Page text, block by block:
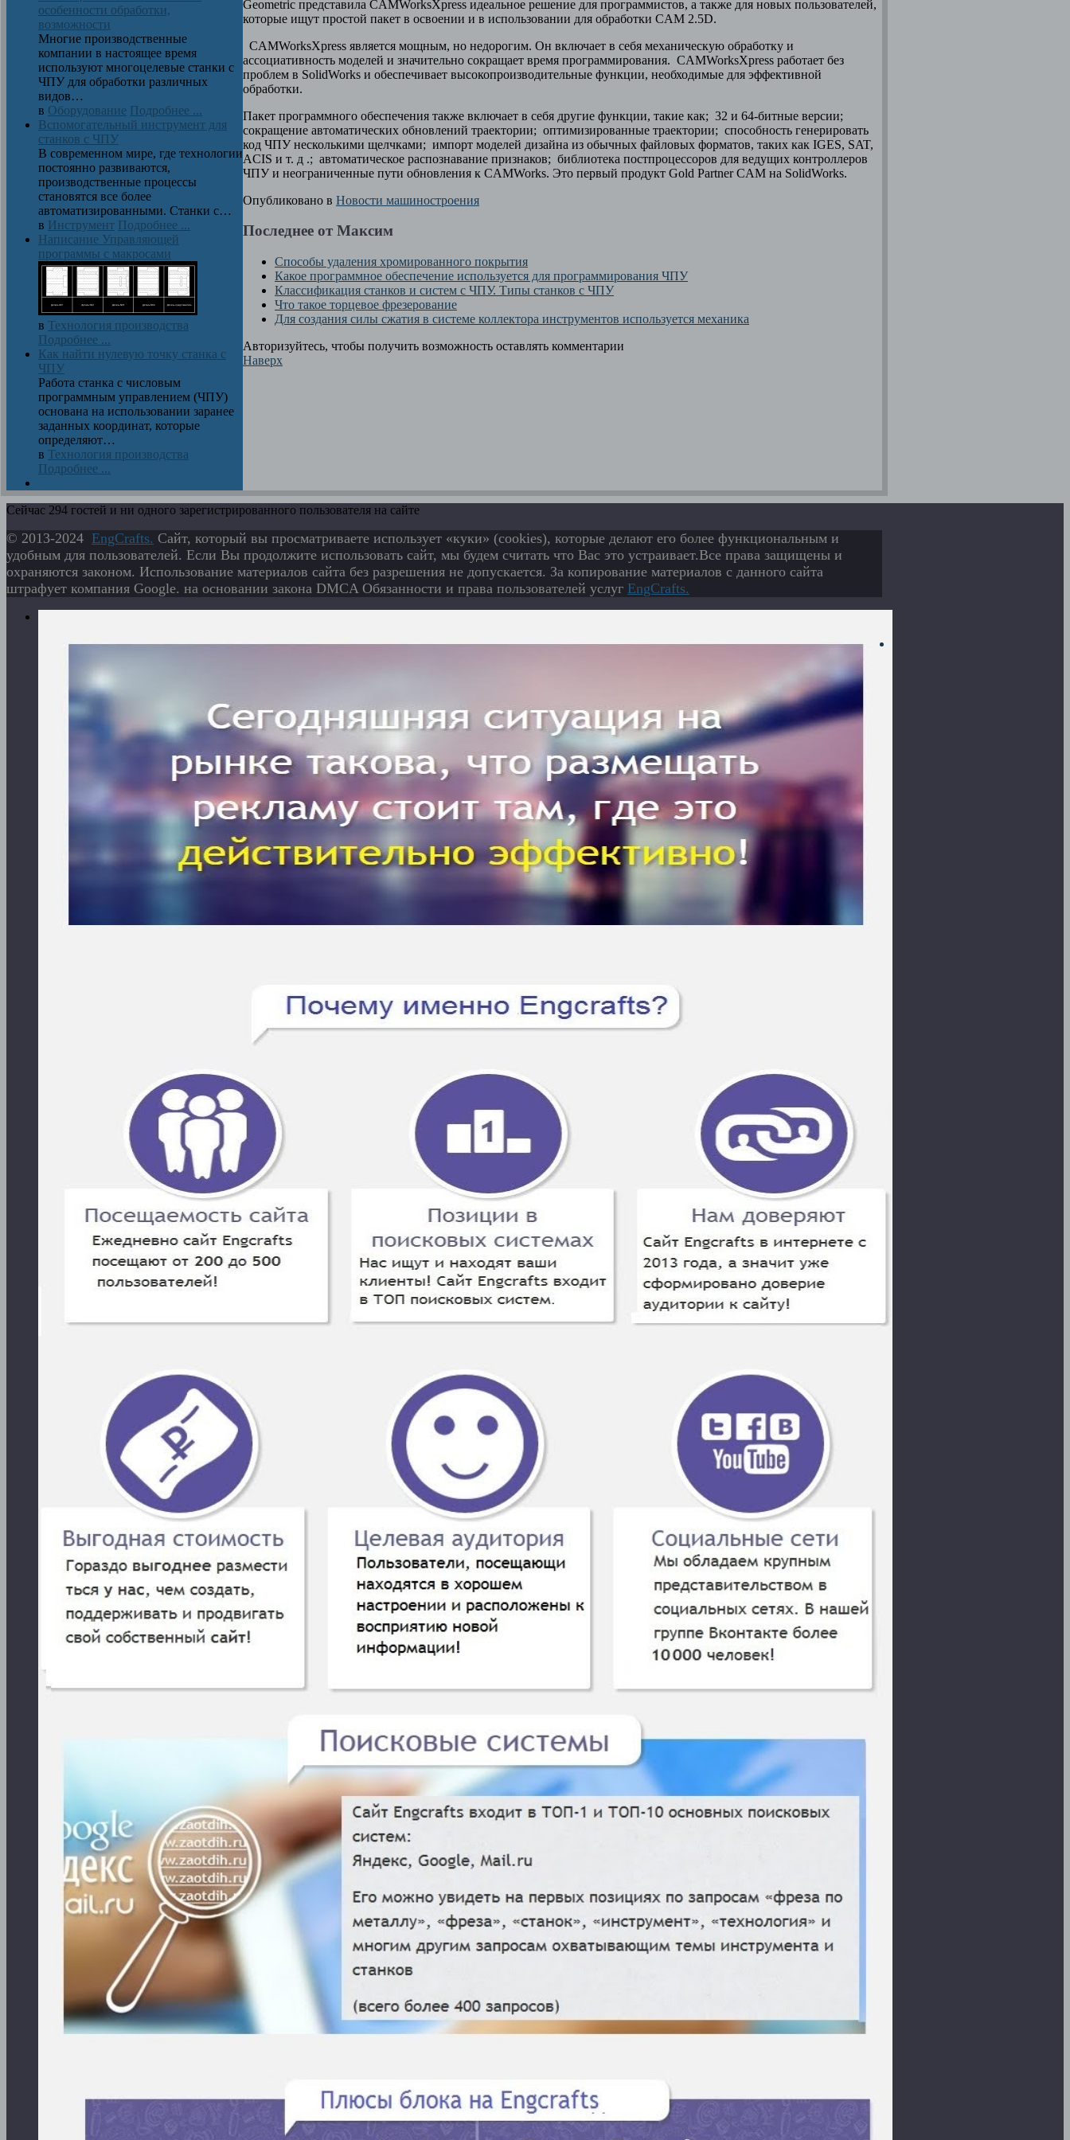
Geometric представила CAMWorksXpress идеальное решение для программистов, а также для новых пользователей,
которые ищут простой пакет в освоении и в использовании для обработки CAM 2.5D.
CAMWorksXpress является мощным, но недорогим. Он включает в себя механическую обработку и
ассоциативность моделей и значительно сокращает время программирования. CAMWorksXpress работает без
проблем в SolidWorks и обеспечивает высокопроизводительные функции, необходимые для эффективной
обработки.
Пакет программного обеспечения также включает в себя другие функции, такие как; 32 и 64-битные версии;
сокращение автоматических обновлений траектории; оптимизированные траектории; способность генерировать
код ЧПУ несколькими щелчками; импорт моделей дизайна из обычных файловых форматов, таких как IGES, SAT,
ACIS и т. д .; автоматическое распознавание признаков; библиотека постпроцессоров для ведущих контроллеров
ЧПУ и неограниченные пути обновления к CAMWorks. Это первый продукт Gold Partner CAM на SolidWorks.
Опубликовано в Новости машиностроения
Последнее от Максим
Способы удаления хромированного покрытия
Какое программное обеспечение используется для программирования ЧПУ
Классификация станков и систем с ЧПУ. Типы станков с ЧПУ
Что такое торцевое фрезерование
Для создания силы сжатия в системе коллектора инструментов используется механика
Авторизуйтесь, чтобы получить возможность оставлять комментарии
Наверх
особенности обработки,
возможности
Многие производственные
компании в настоящее время
используют многоцелевые станки с
ЧПУ для обработки различных
видов…
в Оборудование Подробнее ...
Вспомогательный инструмент для
станков с ЧПУ
В современном мире, где технологии
постоянно развиваются,
производственные процессы
становятся все более
автоматизированными. Станки с…
в Инструмент Подробнее ...
Написание Управляющей
программы с макросами
в Технология производства
Подробнее ...
Как найти нулевую точку станка с
ЧПУ
Работа станка с числовым
программным управлением (ЧПУ)
основана на использовании заранее
заданных координат, которые
определяют…
в Технология производства
Подробнее ...
Сейчас 294 гостей и ни одного зарегистрированного пользователя на сайте
© 2013-2024 EngСrafts. Сайт, который вы просматриваете использует «куки» (cookies), которые делают его более функциональным и
удобным для пользователей. Если Вы продолжите использовать сайт, мы будем считать что Вас это устраивает.Все права защищены и
охраняются законом. Использование материалов сайта без разрешения не допускается. За копирование материалов с данного сайта
штрафует компания Google. на основании закона DMCA Обязанности и права пользователей услуг EngСrafts.